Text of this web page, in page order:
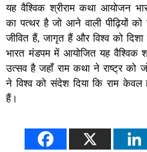
यह वैश्विक श्रीराम कथा आयोजन
का पत्थर है जो आने वाली पीढ़ियों को
जीवित हैं, जागृत हैं और विश्व को
भारत मंडपम में आयोजित यह वैश्विक
उत्सव है जहाँ राम कथा ने राष्ट्र को
ने विश्व को संदेश दिया कि राम केवल
हैं।